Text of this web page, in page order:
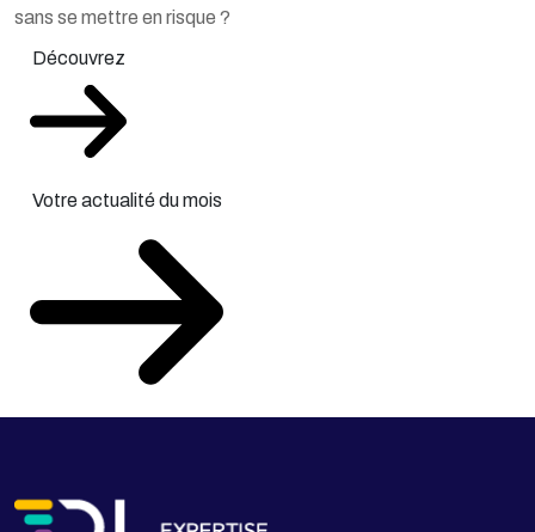
sans se mettre en risque ?
Découvrez
Votre actualité du mois